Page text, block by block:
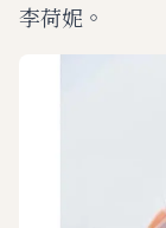
李荷妮。